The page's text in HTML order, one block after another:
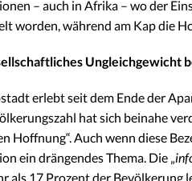
– auch in Afrika – wo der
worden, während am Kap die
Ungleichgewicht
erlebt seit dem Ende der
hat sich beinahe
Hoffnung“. Auch wenn diese
ein drängendes Thema. Die „
als 17 Prozent der Bevölkerung